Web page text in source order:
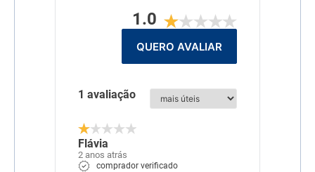
Selamectina
1.0
QUERO AVALIAR
1 avaliação
Flávia
2 anos atrás
comprador verificado